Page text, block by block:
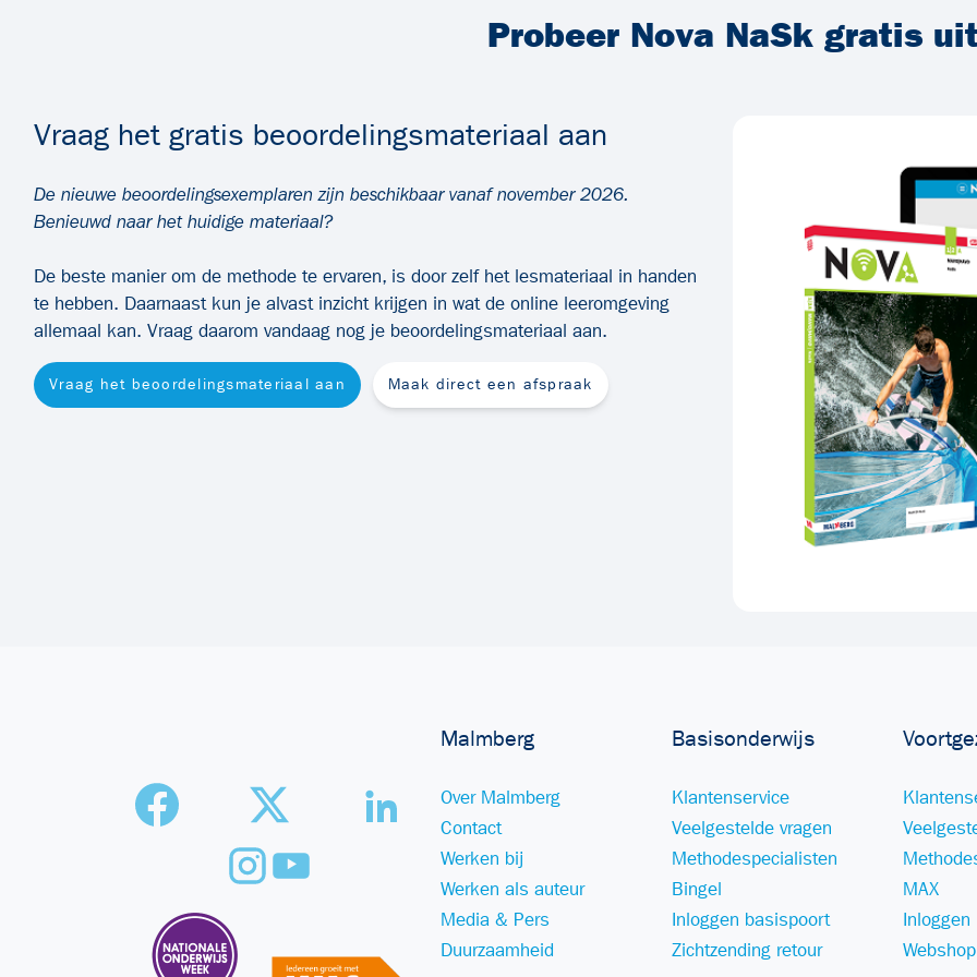
Probeer Nova NaSk gratis
Vraag het gratis beoordelingsmateriaal aan
De nieuwe beoordelingsexemplaren zijn beschikbaar vanaf november 2026.
Benieuwd naar het huidige materiaal?
De beste manier om de methode te ervaren, is door zelf het lesmateriaal in handen
te hebben. Daarnaast kun je alvast inzicht krijgen in wat de online leeromgeving
allemaal kan. Vraag daarom vandaag nog je beoordelingsmateriaal aan.
Vraag het beoordelingsmateriaal aan Maak direct een afspraak
Malmberg
Over Malmberg
Contact
Werken bij
Werken als auteur
Media & Pers
Duurzaamheid
Basisonderwijs
Klantenservice
Veelgestelde vragen
Methodespecialisten
Bingel
Inloggen basispoort
Zichtzending retour
MAX
Inloggen
Webshop